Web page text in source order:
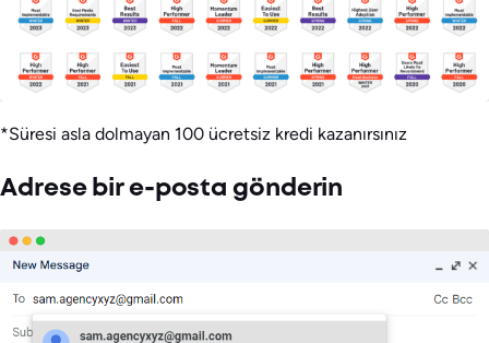
*Süresi asla dolmayan 100 ücretsiz kredi kazanırsınız
Adrese bir e-posta gönderin